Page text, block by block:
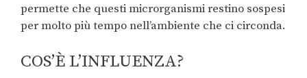
permette che questi microrganismi restino sospesi
per molto più tempo nell’ambiente che ci circonda.
COS’È L’INFLUENZA?